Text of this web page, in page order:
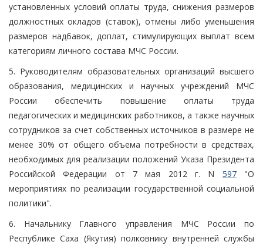
установленных условий оплаты труда, снижения размеров
должностных окладов (ставок), отмены либо уменьшения
размеров надбавок, доплат, стимулирующих выплат всем
категориям личного состава МЧС России.
5. Руководителям образовательных организаций высшего
образования, медицинских и научных учреждений МЧС
России обеспечить повышение оплаты труда
педагогических и медицинских работников, а также научных
сотрудников за счет собственных источников в размере не
менее 30% от общего объема потребности в средствах,
необходимых для реализации положений Указа Президента
Российской Федерации от 7 мая 2012 г. N 597"О
мероприятиях по реализации государственной социальной
политики".
6. Начальнику Главного управления МЧС России по
Республике Саха (Якутия) полковнику внутренней службы